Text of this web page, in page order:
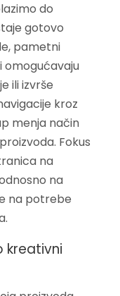
do
gotovo
pametni
omogućavaju
ili izvrše
kroz
menja način
Fokus
na
na
na potrebe
kreativni